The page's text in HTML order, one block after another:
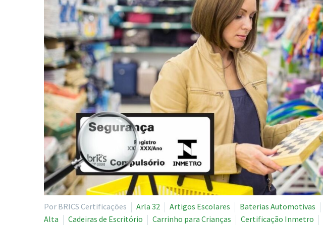
Por BRICS Certificações Arla 32 Artigos Escolares Baterias Automotivas
Alta
Cadeiras de Escritório Carrinho para Crianças Certificação Inmetro